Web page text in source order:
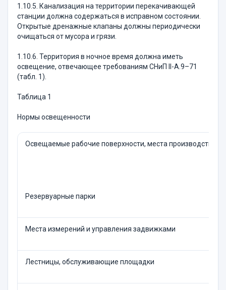
1.10.5. Канализация на территории перекачивающей
станции должна содержаться в исправном состоянии.
Открытые дренажные клапаны должны периодически
очищаться от мусора и грязи.
1.10.6. Территория в ночное время должна иметь
освещение, отвечающее требованиям СНиП II-А.9–71
(табл. 1).
Таблица 1
Нормы освещенности
Освещаемые рабочие поверхности, места производства
Резервуарные парки
Места измерений и управления задвижками
Лестницы, обслуживающие площадки